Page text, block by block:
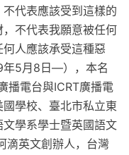
代表應該受到這樣的
不代表我願意被任何
人應該承受這種惡
年5月8日—），本名
播電台與ICRT廣播電
學校、臺北市私立東
學系學士暨英國語文
滴英文創辦人，台灣